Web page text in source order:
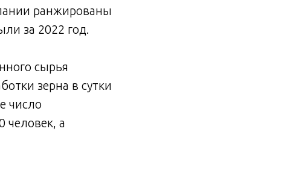
ранжированы
за 2022 год.
сырья
зерна в сутки
число
человек, а